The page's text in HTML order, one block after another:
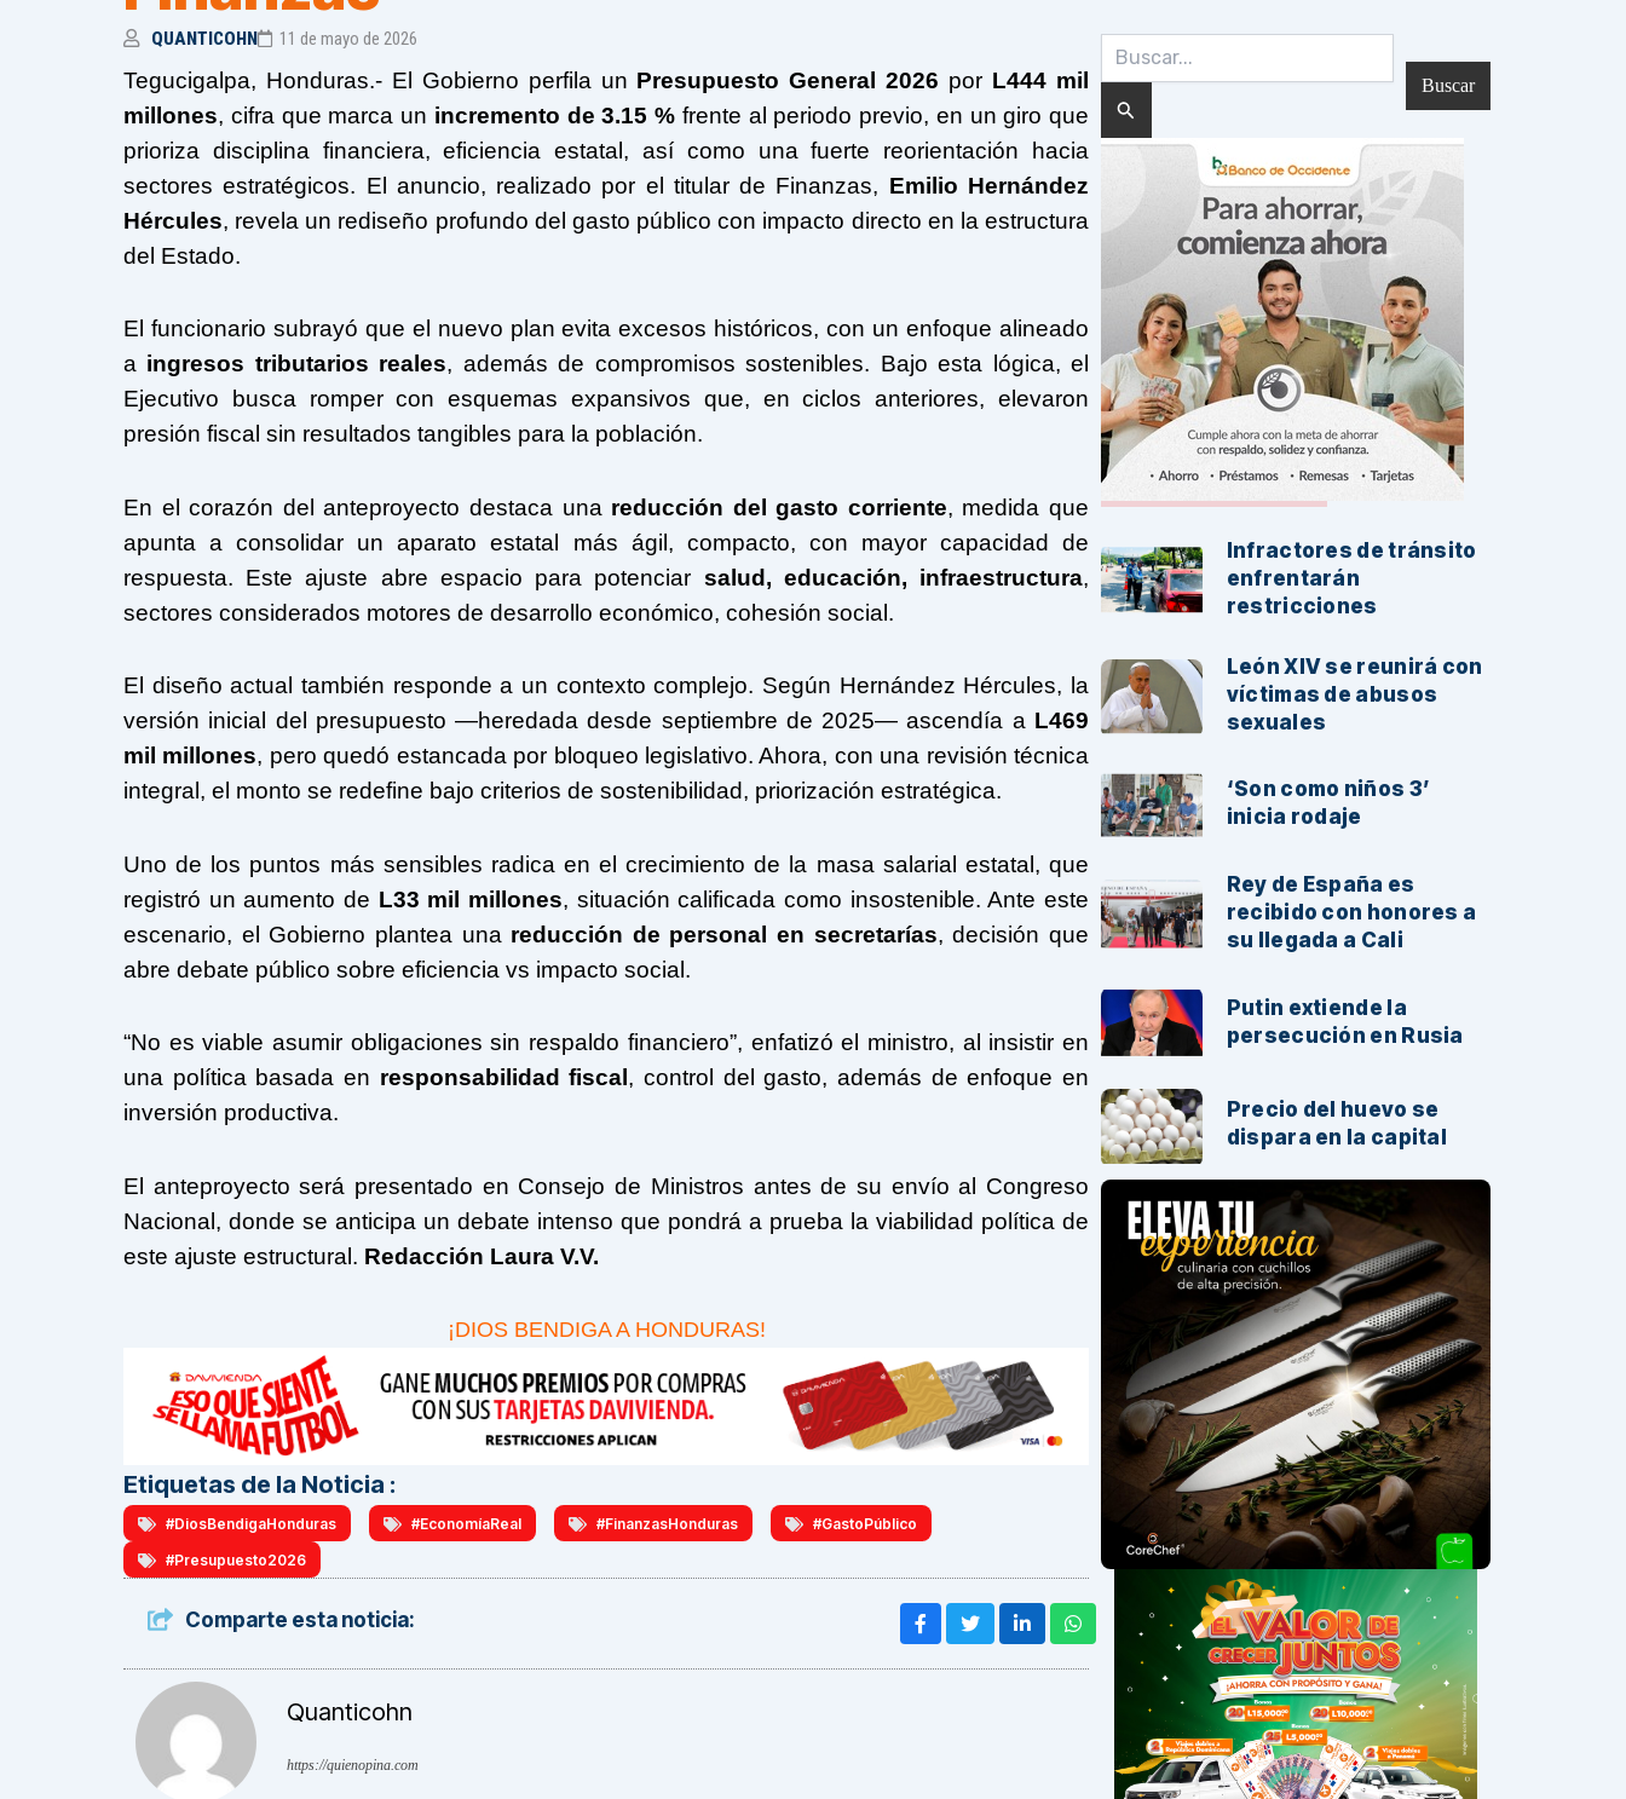
QUANTICOHN 11 de mayo de 2026
Tegucigalpa, Honduras.- El Gobierno perfila un Presupuesto General 2026 por L444 mil
millones, cifra que marca un incremento de 3.15 % frente al periodo previo, en un giro que
prioriza disciplina financiera, eficiencia estatal, así como una fuerte reorientación hacia
sectores estratégicos. El anuncio, realizado por el titular de Finanzas, Emilio Hernández
Hércules, revela un rediseño profundo del gasto público con impacto directo en la estructura
del Estado.
El funcionario subrayó que el nuevo plan evita excesos históricos, con un enfoque alineado
a ingresos tributarios reales, además de compromisos sostenibles. Bajo esta lógica, el
Ejecutivo busca romper con esquemas expansivos que, en ciclos anteriores, elevaron
presión fiscal sin resultados tangibles para la población.
En el corazón del anteproyecto destaca una reducción del gasto corriente, medida que
apunta a consolidar un aparato estatal más ágil, compacto, con mayor capacidad de
respuesta. Este ajuste abre espacio para potenciar salud, educación, infraestructura,
sectores considerados motores de desarrollo económico, cohesión social.
El diseño actual también responde a un contexto complejo. Según Hernández Hércules, la
versión inicial del presupuesto —heredada desde septiembre de 2025— ascendía a L469
mil millones, pero quedó estancada por bloqueo legislativo. Ahora, con una revisión técnica
integral, el monto se redefine bajo criterios de sostenibilidad, priorización estratégica.
Uno de los puntos más sensibles radica en el crecimiento de la masa salarial estatal, que
registró un aumento de L33 mil millones, situación calificada como insostenible. Ante este
escenario, el Gobierno plantea una reducción de personal en secretarías, decisión que
abre debate público sobre eficiencia vs impacto social.
“No es viable asumir obligaciones sin respaldo financiero”, enfatizó el ministro, al insistir en
una política basada en responsabilidad fiscal , control del gasto, además de enfoque en
inversión productiva.
El anteproyecto será presentado en Consejo de Ministros antes de su envío al Congreso
Nacional, donde se anticipa un debate intenso que pondrá a prueba la viabilidad política de
este ajuste estructural. Redacción Laura V.V.
¡DIOS BENDIGA A HONDURAS!
Etiquetas de la Noticia :
#DiosBendigaHonduras #EconomíaReal #FinanzasHonduras
#GastoPúblico
#Presupuesto2026
Comparte esta noticia:
Quanticohn
https://quienopina.com
por:
Noticias Recientes:
Infractores de tránsito
enfrentarán
restricciones
León XIV se reunirá con
víctimas de abusos
sexuales
‘Son como niños 3’
inicia rodaje
Rey de España es
recibido con honores a
su llegada a Cali
Putin extiende la
persecución en Rusia
Precio del huevo se
dispara en la capital